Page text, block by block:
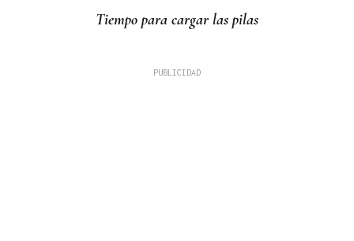
Tiempo para cargar las pilas